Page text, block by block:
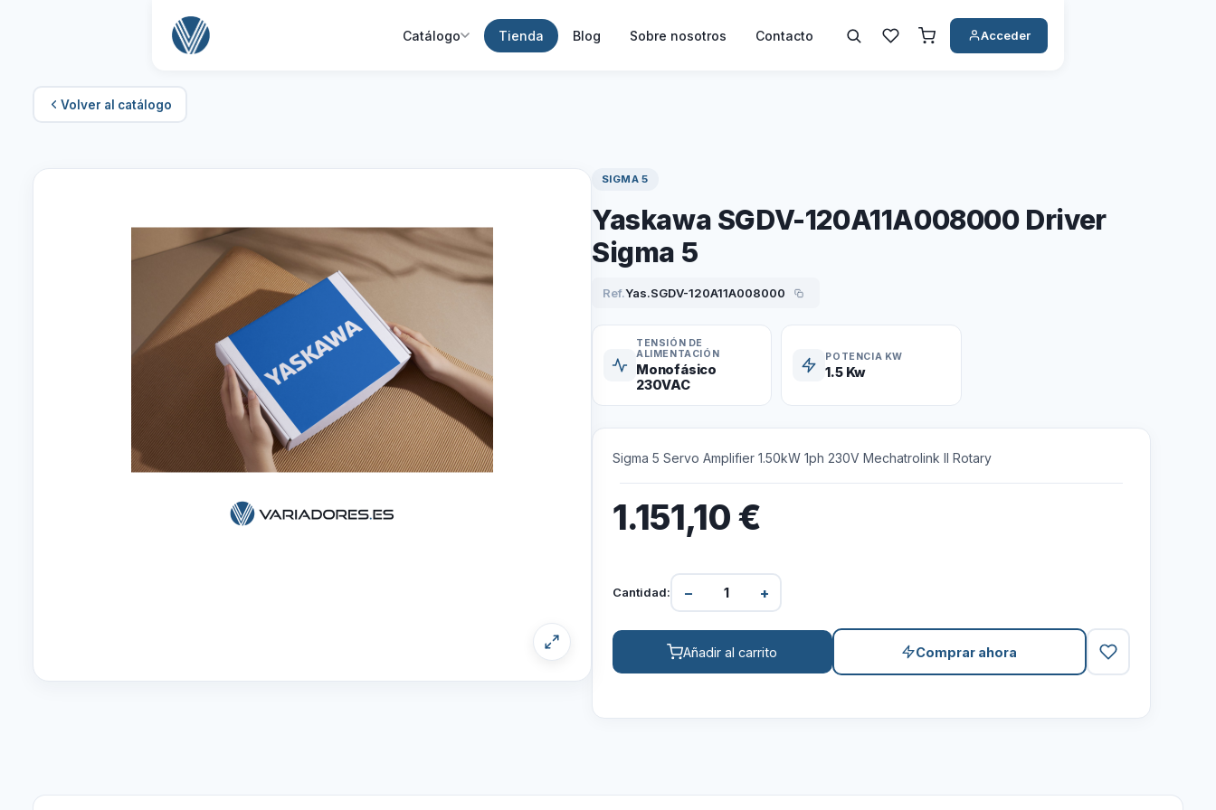
Catálogo Tienda Blog Sobre nosotros Contacto Acceder
Volver al catálogo
SIGMA 5
Yaskawa SGDV-120A11A008000 Driver
Sigma 5
Ref.Yas.SGDV-120A11A008000
TENSIÓN DE
ALIMENTACIÓN
Monofásico
230VAC
POTENCIA KW
1.5 Kw
Sigma 5 Servo Amplifier 1.50kW 1ph 230V Mechatrolink II Rotary
1.151,10€
Cantidad: − +
Añadir al carrito Comprar ahora